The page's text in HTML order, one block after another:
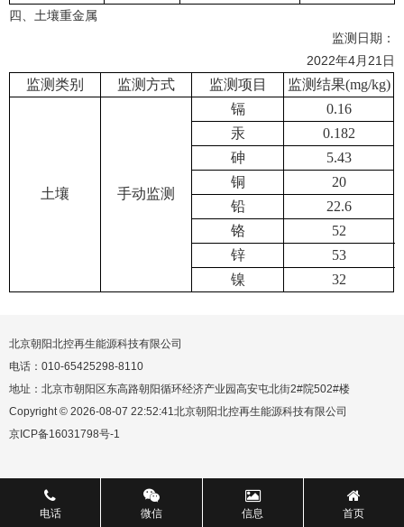
四、土壤重金属
监测日期：
2022年4月 21 日
监测类别 监测方式 监测项目 监测结果(mg/kg)
土壤 手动监测
镉
0.16
汞
0.182
砷
5.43
铜
20
铅
22.6
铬
52
锌
53
镍
32
北京朝阳北控再生能源科技有限公司
电话：010-65425298-8110
地址：北京市朝阳区东高路朝阳循环经济产业园高安屯北街2#院502#楼
Copyright © 2026-08-07 22:52:41北京朝阳北控再生能源科技有限公司
京ICP备16031798号-1
电话 微信 信息 首页